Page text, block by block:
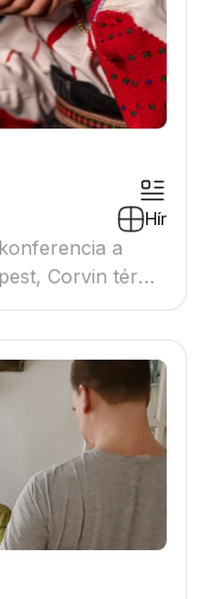
Hír
a
Corvin tér